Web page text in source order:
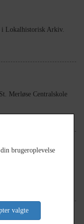
i Lokalhistorisk Arkiv.
Merløse Centralskole
brugeroplevelse
valgte